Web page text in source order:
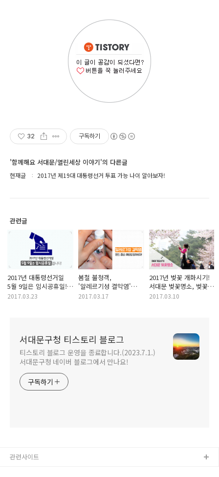
32 구독하기
'함께해요 서대문/열린세상 이야기'의 다른글
현재글 2017년 제19대 대통령선거 투표 가능 나이 알아보자!
관련글
2017년 대통령선거일
5월 9일은 임시공휴일!
대통령 선거 일정은?
2017.03.23
봄철 불청객,
'알레르기성 결막염'
결막염 원인, 증상,
2017.03.17
2017년 벚꽃 개화시기!
서대문 벚꽃명소, 벚꽃길
미리보기!
2017.03.10
서대문구청 티스토리 블로그
티스토리 블로그 운영을 종료합니다.(2023.7.1.)
서대문구청 네이버 블로그에서 만나요!
구독하기
관련사이트